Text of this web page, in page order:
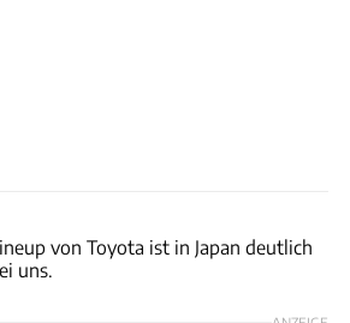
von Toyota ist in Japan deutlich
uns.